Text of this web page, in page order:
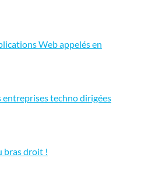
Web appelés en
entreprises techno dirigées
bras droit !